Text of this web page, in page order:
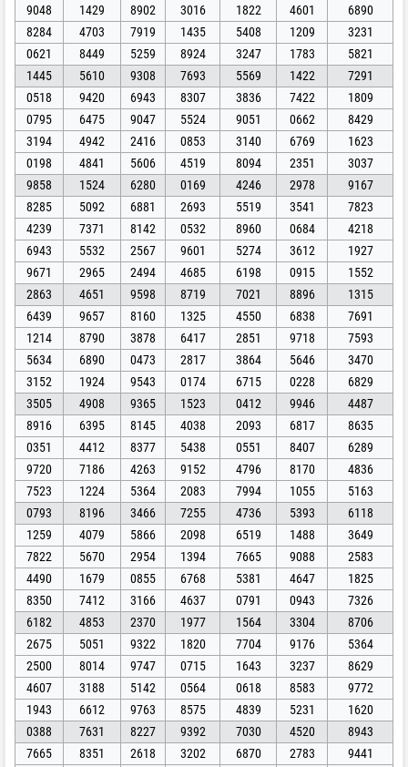
9048
1429 8902 3016 1822 4601
6890
8284
4703 7919 1435 5408 1209
3231
0621
8449 5259 8924 3247 1783
5821
1445
5610 9308 7693 5569 1422
7291
0518
9420 6943 8307 3836 7422
1809
0795
6475 9047 5524 9051 0662
8429
3194
4942 2416 0853 3140 6769
1623
0198
4841 5606 4519 8094 2351
3037
9858
1524 6280 0169 4246 2978
9167
8285
5092 6881 2693 5519 3541
7823
4239
7371 8142 0532 8960 0684
4218
6943
5532 2567 9601 5274 3612
1927
9671
2965 2494 4685 6198 0915
1552
2863
4651 9598 8719 7021 8896
1315
6439
9657 8160 1325 4550 6838
7691
1214
8790 3878 6417 2851 9718
7593
5634
6890 0473 2817 3864 5646
3470
3152
1924 9543 0174 6715 0228
6829
3505
4908 9365 1523 0412 9946
4487
8916
6395 8145 4038 2093 6817
8635
0351
4412 8377 5438 0551 8407
6289
9720
7186 4263 9152 4796 8170
4836
7523
1224 5364 2083 7994 1055
5163
0793
8196 3466 7255 4736 5393
6118
1259
4079 5866 2098 6519 1488
3649
7822
5670 2954 1394 7665 9088
2583
4490
1679 0855 6768 5381 4647
1825
8350
7412 3166 4637 0791 0943
7326
6182
4853 2370 1977 1564 3304
8706
2675
5051 9322 1820 7704 9176
5364
2500
8014 9747 0715 1643 3237
8629
4607
3188 5142 0564 0618 8583
9772
1943
6612 9763 8575 4839 5231
1620
0388
7631 8227 9392 7030 4520
8943
7665
8351 2618 3202 6870 2783
9441